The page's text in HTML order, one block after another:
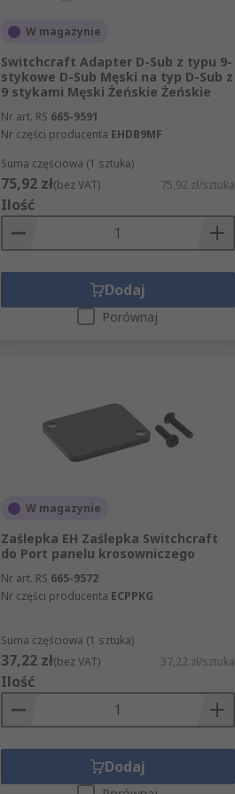
W magazynie
Switchcraft Adapter D-Sub z typu 9-
stykowe D-Sub Męski na typ D-Sub z
9 stykami Męski Żeńskie Żeńskie
Nr art. RS 665-9591
Nr części producenta EHDB9MF
Suma częściowa (1 sztuka)
75,92 zł(bez VAT) 75,92 zł/sztuka
Ilość
Dodaj
Porównaj
W magazynie
Zaślepka EH Zaślepka Switchcraft
do Port panelu krosowniczego
Nr art. RS 665-9572
Nr części producenta ECPPKG
Suma częściowa (1 sztuka)
37,22 zł(bez VAT) 37,22 zł/sztuka
Ilość
Dodaj